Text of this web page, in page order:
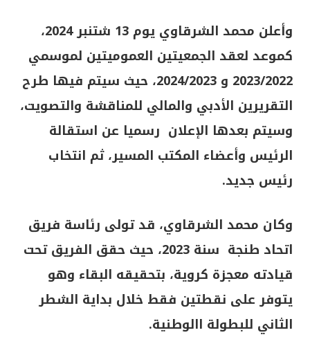
وأعلن محمد الشرقاوي يوم 13 شتنبر 2024،
كموعد لعقد الجمعيتين العموميتين لموسمي
2023/2022 و 2024/2023، حيث سيتم فيها طرح
التقريرين الأدبي والمالي للمناقشة والتصويت،
وسيتم بعدها الإعلان رسميا عن استقالة
الرئيس وأعضاء المكتب المسير، ثم انتخاب
رئيس جديد.
وكان محمد الشرقاوي، قد تولى رئاسة فريق
اتحاد طنجة سنة 2023، حيث حقق الفريق تحت
قيادته معجزة كروية، بتحقيقه البقاء وهو
يتوفر على نقطتين فقط خلال بداية الشطر
الثاني للبطولة االوطنية.